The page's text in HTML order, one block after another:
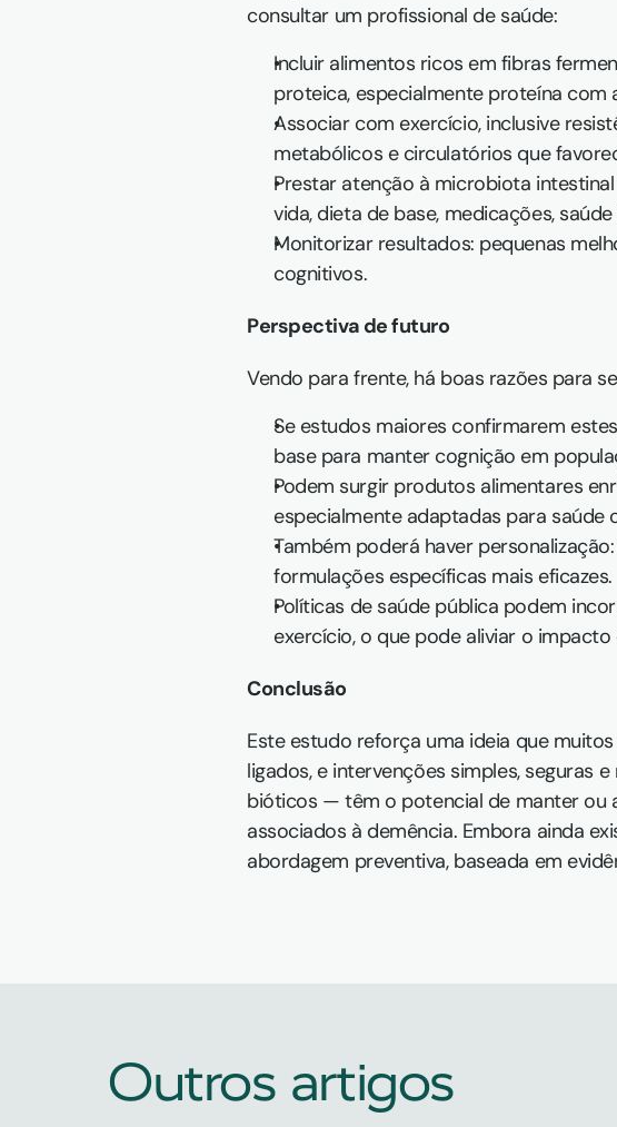
consultar um profissional de saúde:
Incluir alimentos ricos em fibras
proteica, especialmente proteína com
Associar com exercício, inclusive
metabólicos e circulatórios que
Prestar atenção à microbiota
vida, dieta de base, medicações,
Monitorizar resultados: pequenas
cognitivos.
Perspectiva de futuro
Vendo para frente, há boas razões para
Se estudos maiores confirmarem
base para manter cognição em
Podem surgir produtos alimentares
especialmente adaptadas para saúde
Também poderá haver
formulações específicas mais eficazes.
Políticas de saúde pública podem
exercício, o que pode aliviar o
Conclusão
Este estudo reforça uma ideia que
ligados, e intervenções simples,
bióticos — têm o potencial de manter ou
associados à demência. Embora ainda
abordagem preventiva, baseada em
Outros artigos